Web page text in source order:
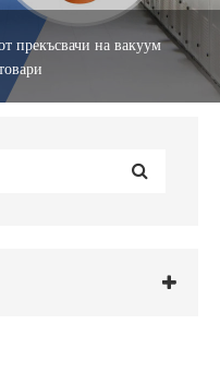
прекъсвачи на вакуум